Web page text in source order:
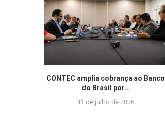
CONTEC amplia cobrança ao Banco
do Brasil por...
31 de julho de 2026